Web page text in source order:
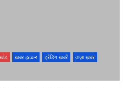
खबर हटकर ट्रेंडिंग खबरें
ताज़ा ख़बर